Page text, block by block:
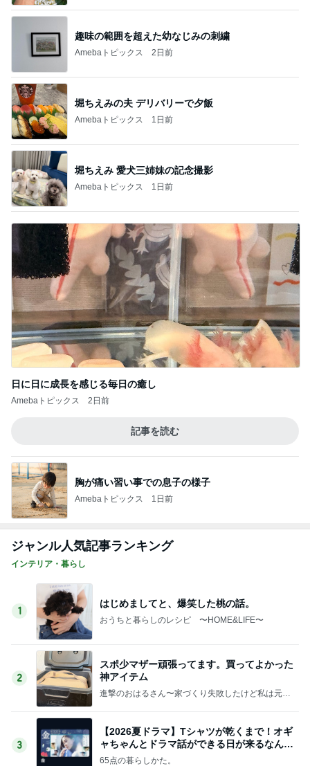
趣味の範囲を超えた幼なじみの刺繍
Amebaトピックス 2日前
堀ちえみの夫 デリバリーで夕飯
Amebaトピックス 1日前
堀ちえみ 愛犬三姉妹の記念撮影
Amebaトピックス 1日前
日に日に成長を感じる毎日の癒し
Amebaトピックス 2日前
記事を読む
胸が痛い習い事での息子の様子
Amebaトピックス 1日前
ジャンル人気記事ランキング
インテリア・暮らし
1
はじめましてと、爆笑した桃の話。
おうちと暮らしのレシピ 〜HOME&LIFE〜
2
スポ少マザー頑張ってます。買ってよかった
神アイテム
進撃のおはるさん〜家づくり失敗したけど私は元気
3
【2026夏ドラマ】Tシャツが乾くまで！オギ
ャちゃんとドラマ話ができる日が来るなん
て！
65点の暮らしかた。